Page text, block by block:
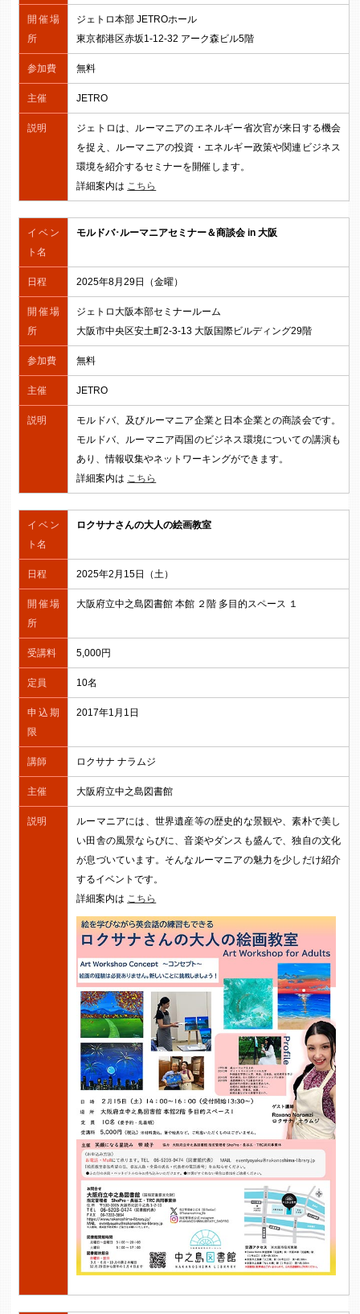
開催場
所
ジェトロ本部 JETROホール
東京都港区赤坂1-12-32 アーク森ビル5階
参加費 無料
主催 JETRO
説明
ジェトロは、ルーマニアのエネルギー省次官が来日する機会
を捉え、ルーマニアの投資・エネルギー政策や関連ビジネス
環境を紹介するセミナーを開催します。
詳細案内は こちら
イベン
ト名
モルドバ･ルーマニアセミナー＆商談会 in 大阪
日程 2025年8月29日（金曜）
開催場
所
ジェトロ大阪本部セミナールーム
大阪市中央区安土町2-3-13 大阪国際ビルディング29階
参加費 無料
主催 JETRO
説明
モルドバ、及びルーマニア企業と日本企業との商談会です。
モルドバ、ルーマニア両国のビジネス環境についての講演も
あり、情報収集やネットワーキングができます。
詳細案内は こちら
イベン
ト名
ロクサナさんの大人の絵画教室
日程 2025年2月15日（土）
開催場
所
大阪府立中之島図書館 本館 ２階 多目的スペース １
受講料 5,000円
定員 10名
申込期
限
2017年1月1日
講師 ロクサナ ナラムジ
主催 大阪府立中之島図書館
説明
ルーマニアには、世界遺産等の歴史的な景観や、素朴で美し
い田舎の風景ならびに、音楽やダンスも盛んで、独自の文化
が息づいています。そんなルーマニアの魅力を少しだけ紹介
するイベントです。
詳細案内は こちら